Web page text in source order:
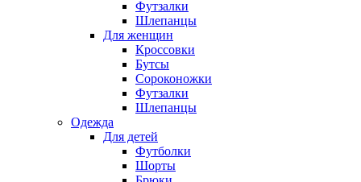
Футзалки
Шлепанцы
Для женщин
Кроссовки
Бутсы
Сороконожки
Футзалки
Шлепанцы
Одежда
Для детей
Футболки
Шорты